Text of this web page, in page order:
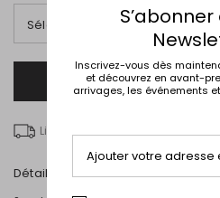
Sélectionnez une taille italienne
Ajouter au
Livraison gratuite à partir de €
Détails
Inscrivez-vous dès
et découvrez en avant-
arrivages, les événements
Ajouter votre adresse